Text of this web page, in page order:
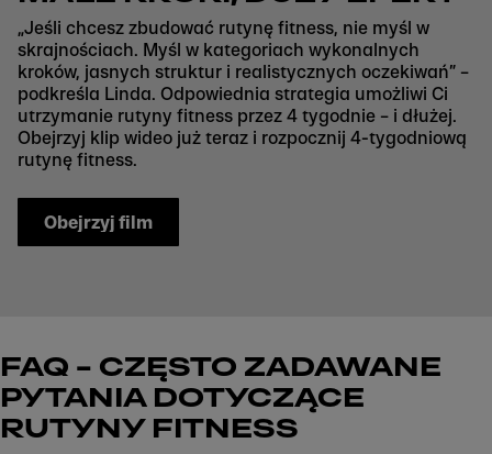
„Jeśli chcesz zbudować rutynę fitness, nie myśl w
skrajnościach. Myśl w kategoriach wykonalnych
kroków, jasnych struktur i realistycznych oczekiwań” –
podkreśla Linda. Odpowiednia strategia umożliwi Ci
utrzymanie rutyny fitness przez 4 tygodnie – i dłużej.
Obejrzyj klip wideo już teraz i rozpocznij 4-tygodniową
rutynę fitness.
Obejrzyj film
FAQ – CZĘSTO ZADAWANE
PYTANIA DOTYCZĄCE
RUTYNY FITNESS